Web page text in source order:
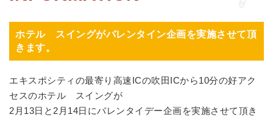
ホテル スイングがバレンタイン企画を実施させて頂
きます。
エキスポシティの最寄り高速ICの吹田ICから10分の好アク
セスのホテル スイングが
2月13日と2月14日にバレンタイデー企画を実施させて頂き